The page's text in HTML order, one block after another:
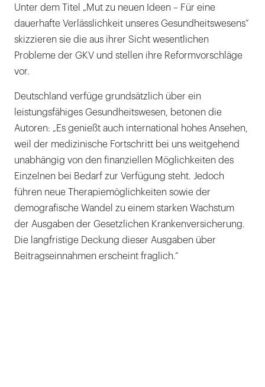
Unter dem Titel „Mut zu neuen Ideen – Für eine
dauerhafte Verlässlichkeit unseres Gesundheitswesens“
skizzieren sie die aus ihrer Sicht wesentlichen
Probleme der GKV und stellen ihre Reformvorschläge
vor.
Deutschland verfüge grundsätzlich über ein
leistungsfähiges Gesundheitswesen, betonen die
Autoren: „Es genießt auch international hohes Ansehen,
weil der medizinische Fortschritt bei uns weitgehend
unabhängig von den finanziellen Möglichkeiten des
Einzelnen bei Bedarf zur Verfügung steht. Jedoch
führen neue Therapiemöglichkeiten sowie der
demografische Wandel zu einem starken Wachstum
der Ausgaben der Gesetzlichen Krankenversicherung.
Die langfristige Deckung dieser Ausgaben über
Beitragseinnahmen erscheint fraglich.“